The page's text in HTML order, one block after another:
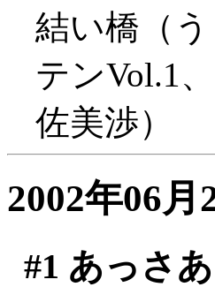
結い橋（
テンVol.1
佐美渉）
2002年06月
#1 あっさ